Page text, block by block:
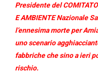
Presidente del
E AMBIENTE Nazionale
l’ennesima morte per
uno scenario
fabbriche che sino a ieri
rischio.